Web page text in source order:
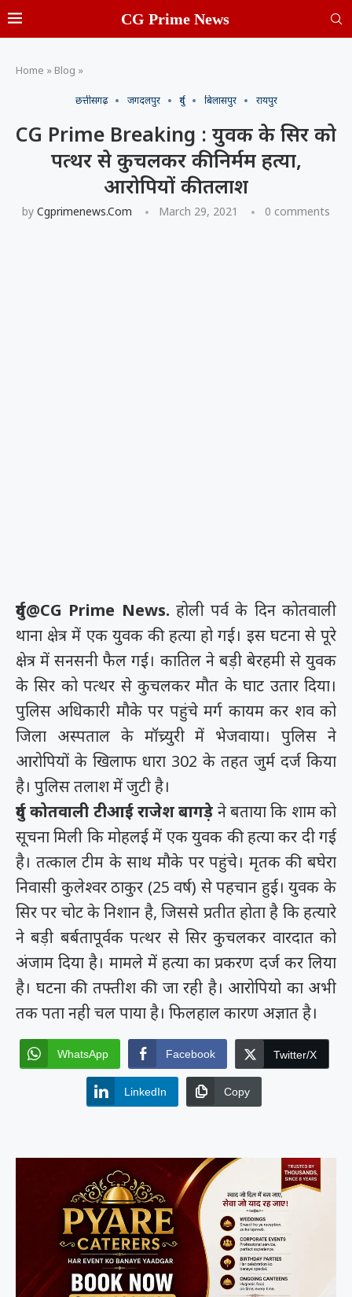
CG Prime News
Home » Blog »
छत्तीसगढ़ जगदलपुर दुर्ग बिलासपुर रायपुर
CG Prime Breaking : युवक के सिर को
पत्थर से कुचलकर की निर्मम हत्या,
आरोपियों की तलाश
by Cgprimenews.com March 29, 2021 0 comments
दुर्ग@CG Prime News. होली पर्व के दिन कोतवाली
थाना क्षेत्र में एक युवक की हत्या हो गई। इस घटना से पूरे
क्षेत्र में सनसनी फैल गई। कातिल ने बड़ी बेरहमी से युवक
के सिर को पत्थर से कुचलकर मौत के घाट उतार दिया।
पुलिस अधिकारी मौके पर पहुंचे मर्ग कायम कर शव को
जिला अस्पताल के मॉच्र्युरी में भेजवाया। पुलिस ने
आरोपियों के खिलाफ धारा 302 के तहत जुर्म दर्ज किया
है। पुलिस तलाश में जुटी है।
दुर्ग कोतवाली टीआई राजेश बागड़े ने बताया कि शाम को
सूचना मिली कि मोहलई में एक युवक की हत्या कर दी गई
है। तत्काल टीम के साथ मौके पर पहुंचे। मृतक की बघेरा
निवासी कुलेश्वर ठाकुर (25 वर्ष) से पहचान हुई। युवक के
सिर पर चोट के निशान है, जिससे प्रतीत होता है कि हत्यारे
ने बड़ी बर्बतापूर्वक पत्थर से सिर कुचलकर वारदात को
अंजाम दिया है। मामले में हत्या का प्रकरण दर्ज कर लिया
है। घटना की तफ्तीश की जा रही है। आरोपियो का अभी
तक पता नही चल पाया है। फिलहाल कारण अज्ञात है।
WhatsApp Facebook Twitter/X
LinkedIn Copy